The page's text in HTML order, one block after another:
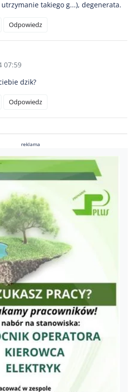
takiego g...), degenerata.
Odpowiedz
07:59
dzik?
Odpowiedz
reklama